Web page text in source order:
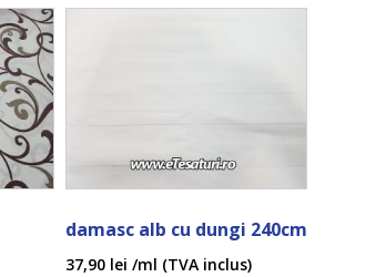
damasc alb cu dungi 240cm
37,90 lei /ml (TVA inclus)